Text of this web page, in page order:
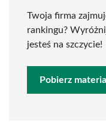
Twoja firma
rankingu?
jesteś na szczycie!
Pobierz